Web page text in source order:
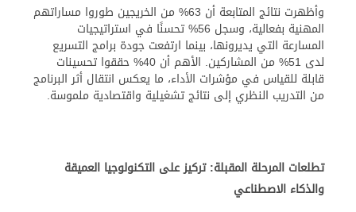
وأظهرت نتائج المتابعة أن 63% من الخريجين طوروا مساراتهم
المهنية بفعالية، وسجل 56% تحسنًا في استراتيجيات
المسارعة التي يديرونها، بينما ارتفعت جودة برامج التسريع
لدى 51% من المشاركين. الأهم أن 40% حققوا تحسينات
قابلة للقياس في مؤشرات الأداء، ما يعكس انتقال أثر البرنامج
من التدريب النظري إلى نتائج تشغيلية واقتصادية ملموسة.
تطلعات المرحلة المقبلة: تركيز على التكنولوجيا العميقة
والذكاء الاصطناعي